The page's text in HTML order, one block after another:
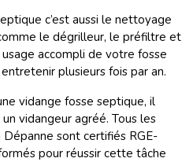
c’est aussi le nettoyage
le dégrilleur, le préfiltre et
accompli de votre fosse
plusieurs fois par an.
vidange fosse septique, il
vidangeur agréé. Tous les
sont certifiés RGE-
pour réussir cette tâche